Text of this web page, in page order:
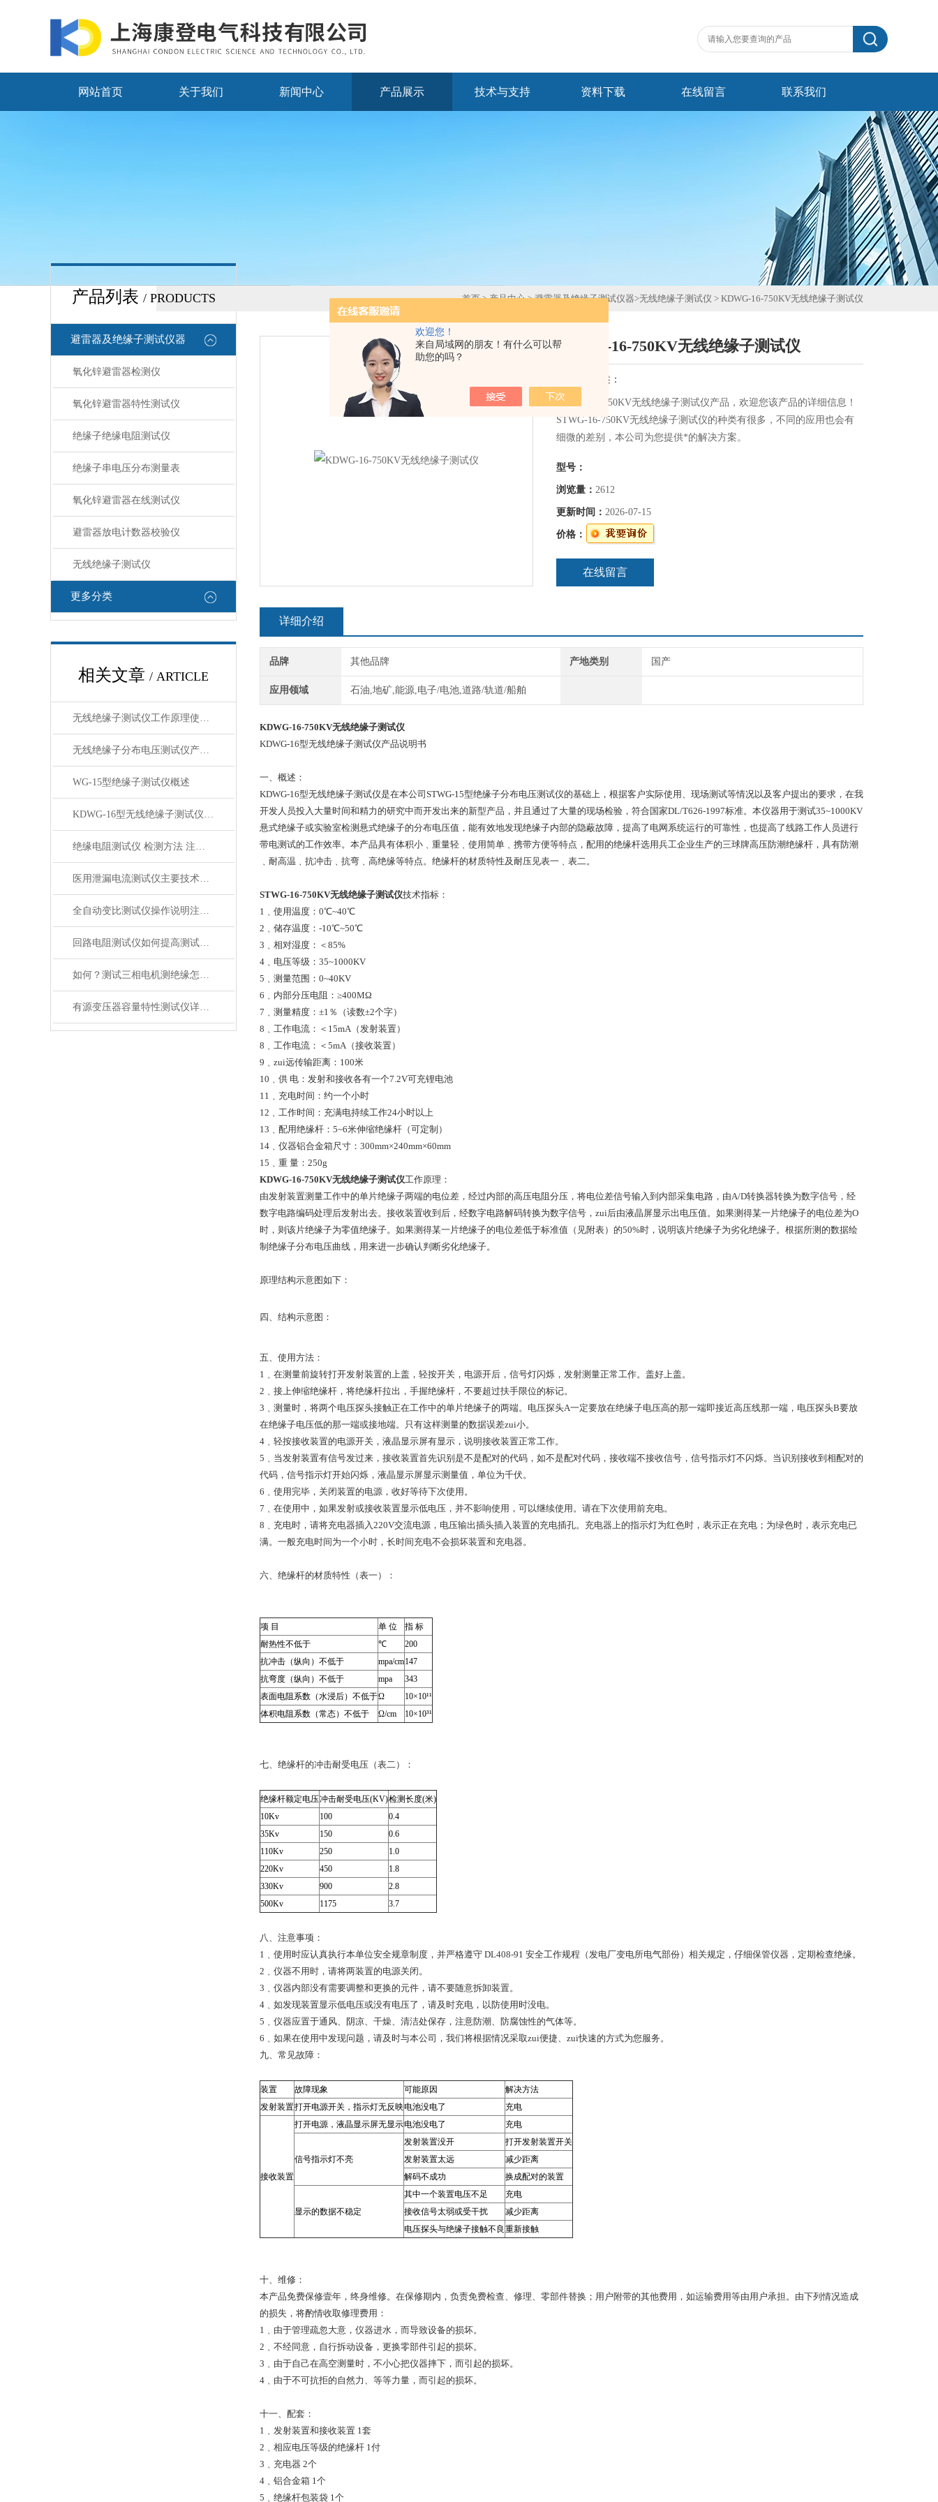
欢迎您！
来自局域网的朋友！有什么可以帮
助您的吗？
网站首页 关于我们 新闻中心 产品展示 技术与支持 资料下载 在线留言 联系我们
产品列表 / PRODUCTS
避雷器及绝缘子测试仪器
氧化锌避雷器检测仪
氧化锌避雷器特性测试仪
绝缘子绝缘电阻测试仪
绝缘子串电压分布测量表
氧化锌避雷器在线测试仪
避雷器放电计数器校验仪
无线绝缘子测试仪
更多分类
相关文章 / ARTICLE
无线绝缘子测试仪工作原理使用方法
无线绝缘子分布电压测试仪产品简介
WG-15型绝缘子测试仪概述
KDWG-16型无线绝缘子测试仪技术指标工作原理
绝缘电阻测试仪 检测方法 注意事项
医用泄漏电流测试仪主要技术指标及参数
全自动变比测试仪操作说明注意事项
回路电阻测试仪如何提高测试准确性和生产效率
如何？测试三相电机测绝缘怎么接线
有源变压器容量特性测试仪详细说明
首页>产品中心>避雷器及绝缘子测试仪器>无线绝缘子测试仪 > KDWG-16-750KV无线绝缘子测试仪
KDWG-16-750KV无线绝缘子测试仪
简要描述：
KDWG-16-750KV无线绝缘子测试仪产品，欢迎您该产品的详细信息！
STWG-16-750KV无线绝缘子测试仪的种类有很多，不同的应用也会有
细微的差别，本公司为您提供*的解决方案。
型号：
浏览量： 2612
更新时间： 2026-07-15
价格：
在线留言
详细介绍
品牌 其他品牌 产地类别 国产
应用领域 石油,地矿,能源,电子/电池,道路/轨道/船舶
KDWG-16-750KV无线绝缘子测试仪
KDWG-16型无线绝缘子测试仪产品说明书
一、概述：
KDWG-16型无线绝缘子测试仪是在本公司STWG-15型绝缘子分布电压测试仪的基础上，根据客户实际使用、现场测试等情况以及客户提出的要求，在我
开发人员投入大量时间和精力的研究中而开发出来的新型产品，并且通过了大量的现场检验，符合国家DL/T626-1997标准。本仪器用于测试35~1000KV
悬式绝缘子或实验室检测悬式绝缘子的分布电压值，能有效地发现绝缘子内部的隐蔽故障，提高了电网系统运行的可靠性，也提高了线路工作人员进行
带电测试的工作效率。本产品具有体积小﹑重量轻﹑使用简单﹑携带方便等特点，配用的绝缘杆选用兵工企业生产的三球牌高压防潮绝缘杆，具有防潮
﹑耐高温﹑抗冲击﹑抗弯﹑高绝缘等特点。绝缘杆的材质特性及耐压见表一﹑表二。
STWG-16-750KV无线绝缘子测试仪技术指标：
1﹑使用温度：0℃~40℃
2﹑储存温度：-10℃~50℃
3﹑相对湿度：＜85%
4﹑电压等级：35~1000KV
5﹑测量范围：0~40KV
6﹑内部分压电阻：≥400MΩ
7﹑测量精度：±1％（读数±2个字）
8﹑工作电流：＜15mA（发射装置）
8﹑工作电流：＜5mA（接收装置）
9﹑zui远传输距离：100米
10﹑供 电：发射和接收各有一个7.2V可充锂电池
11﹑充电时间：约一个小时
12﹑工作时间：充满电持续工作24小时以上
13﹑配用绝缘杆：5~6米伸缩绝缘杆（可定制）
14﹑仪器铝合金箱尺寸：300mm×240mm×60mm
15﹑重 量：250g
KDWG-16-750KV无线绝缘子测试仪工作原理：
由发射装置测量工作中的单片绝缘子两端的电位差，经过内部的高压电阻分压，将电位差信号输入到内部采集电路，由A/D转换器转换为数字信号，经
数字电路编码处理后发射出去。接收装置收到后，经数字电路解码转换为数字信号，zui后由液晶屏显示出电压值。如果测得某一片绝缘子的电位差为O
时，则该片绝缘子为零值绝缘子。如果测得某一片绝缘子的电位差低于标准值（见附表）的50%时，说明该片绝缘子为劣化绝缘子。根据所测的数据绘
制绝缘子分布电压曲线，用来进一步确认判断劣化绝缘子。
原理结构示意图如下：
四、结构示意图：
五、使用方法：
1﹑在测量前旋转打开发射装置的上盖，轻按开关，电源开后，信号灯闪烁，发射测量正常工作。盖好上盖。
2﹑接上伸缩绝缘杆，将绝缘杆拉出，手握绝缘杆，不要超过扶手限位的标记。
3﹑测量时，将两个电压探头接触正在工作中的单片绝缘子的两端。电压探头A一定要放在绝缘子电压高的那一端即接近高压线那一端，电压探头B要放
在绝缘子电压低的那一端或接地端。只有这样测量的数据误差zui小。
4﹑轻按接收装置的电源开关，液晶显示屏有显示，说明接收装置正常工作。
5﹑当发射装置有信号发过来，接收装置首先识别是不是配对的代码，如不是配对代码，接收端不接收信号，信号指示灯不闪烁。当识别接收到相配对的
代码，信号指示灯开始闪烁，液晶显示屏显示测量值，单位为千伏。
6﹑使用完毕，关闭装置的电源，收好等待下次使用。
7﹑在使用中，如果发射或接收装置显示低电压，并不影响使用，可以继续使用。请在下次使用前充电。
8﹑充电时，请将充电器插入220V交流电源，电压输出插头插入装置的充电插孔。充电器上的指示灯为红色时，表示正在充电；为绿色时，表示充电已
满。一般充电时间为一个小时，长时间充电不会损坏装置和充电器。
六、绝缘杆的材质特性（表一）：
项 目 单 位
指 标
耐热性不低于
℃
200
抗冲击（纵向）不低于
mpa/cm147
抗弯度（纵向）不低于
mpa
343
表面电阻系数（水浸后）不低于Ω
10×10¹¹
体积电阻系数（常态）不低于
Ω/cm 10×10³¹
七、绝缘杆的冲击耐受电压（表二）：
绝缘杆额定电压冲击耐受电压(KV)检测长度(米)
10Kv
100
0.4
35Kv
150
0.6
110Kv
250
1.0
220Kv
450
1.8
330Kv
900
2.8
500Kv
1175 3.7
八、注意事项：
1﹑使用时应认真执行本单位安全规章制度，并严格遵守 DL408-91 安全工作规程（发电厂变电所电气部份）相关规定，仔细保管仪器，定期检查绝缘。
2﹑仪器不用时，请将两装置的电源关闭。
3﹑仪器内部没有需要调整和更换的元件，请不要随意拆卸装置。
4﹑如发现装置显示低电压或没有电压了，请及时充电，以防使用时没电。
5﹑仪器应置于通风、阴凉、干燥、清洁处保存，注意防潮、防腐蚀性的气体等。
6﹑如果在使用中发现问题，请及时与本公司，我们将根据情况采取zui便捷、zui快速的方式为您服务。
九、常见故障：
装置 故障现象 可能原因
解决方法
发射装置打开电源开关，指示灯无反映电池没电了 充电
接收装置
打开电源，液晶显示屏无显示电池没电了 充电
信号指示灯不亮
发射装置没开
打开发射装置开关
发射装置太远
减少距离
解码不成功
换成配对的装置
显示的数据不稳定
其中一个装置电压不足
充电
接收信号太弱或受干扰
减少距离
电压探头与绝缘子接触不良 重新接触
十、维修：
本产品免费保修壹年，终身维修。在保修期内，负责免费检查、修理、零部件替换；用户附带的其他费用，如运输费用等由用户承担。由下列情况造成
的损失，将酌情收取修理费用：
1﹑由于管理疏忽大意，仪器进水，而导致设备的损坏。
2﹑不经同意，自行拆动设备，更换零部件引起的损坏。
3﹑由于自己在高空测量时，不小心把仪器摔下，而引起的损坏。
4﹑由于不可抗拒的自然力、等等力量，而引起的损坏。
十一、配套：
1﹑发射装置和接收装置 1套
2﹑相应电压等级的绝缘杆 1付
3﹑充电器 2个
4﹑铝合金箱 1个
5﹑绝缘杆包装袋 1个